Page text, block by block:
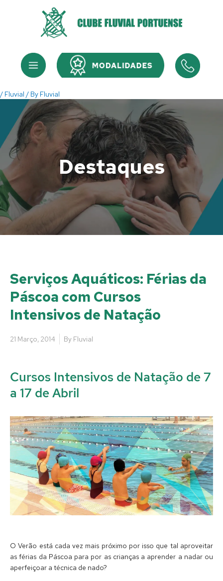
Menu Menu
/ Fluvial / By Fluvial
Destaques
Serviços Aquáticos: Férias da
Páscoa com Cursos
Intensivos de Natação
21 Março, 2014 By Fluvial
Cursos Intensivos de Natação de 7
a 17 de Abril
O Verão está cada vez mais próximo por isso que tal aproveitar
as férias da Páscoa para por as crianças a aprender a nadar ou
aperfeiçoar a técnica de nado?